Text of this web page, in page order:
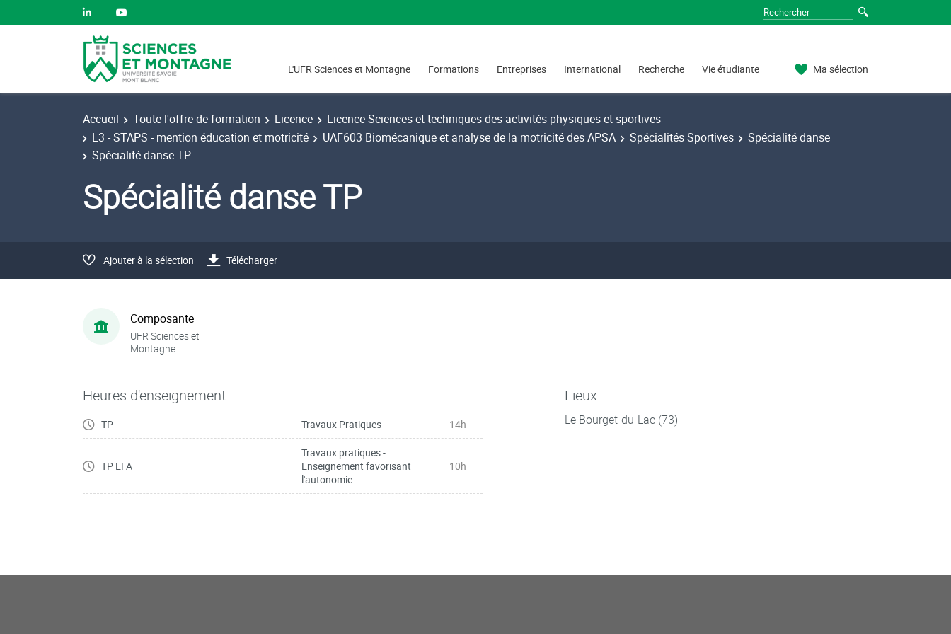
L'UFR Sciences et Montagne Formations Entreprises International Recherche Vie étudiante Ma sélection
Accueil Toute l'offre de formation Licence
Licence Sciences et techniques des activités physiques et sportives
L3 - STAPS - mention éducation et motricité
UAF603 Biomécanique et analyse de la motricité des APSA Spécialités Sportives
Spécialité danse
Spécialité danse TP
Spécialité danse TP
Ajouter à la sélection Télécharger
Composante
UFR Sciences et
Montagne
Heures d'enseignement
TP Travaux Pratiques 14h
TP EFA
Travaux pratiques -
Enseignement favorisant
l'autonomie
10h
Lieux
Le Bourget-du-Lac (73)